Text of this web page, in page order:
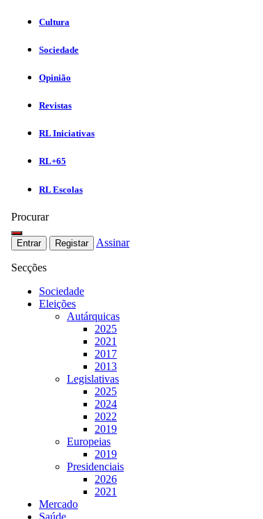
Cultura
Sociedade
Opinião
Revistas
RL Iniciativas
RL+65
RL Escolas
Procurar
Entrar Registar Assinar
Secções
Sociedade
Eleições
Autárquicas
2025
2021
2017
2013
Legislativas
2025
2024
2022
2019
Europeias
2019
Presidenciais
2026
2021
Mercado
Saúde